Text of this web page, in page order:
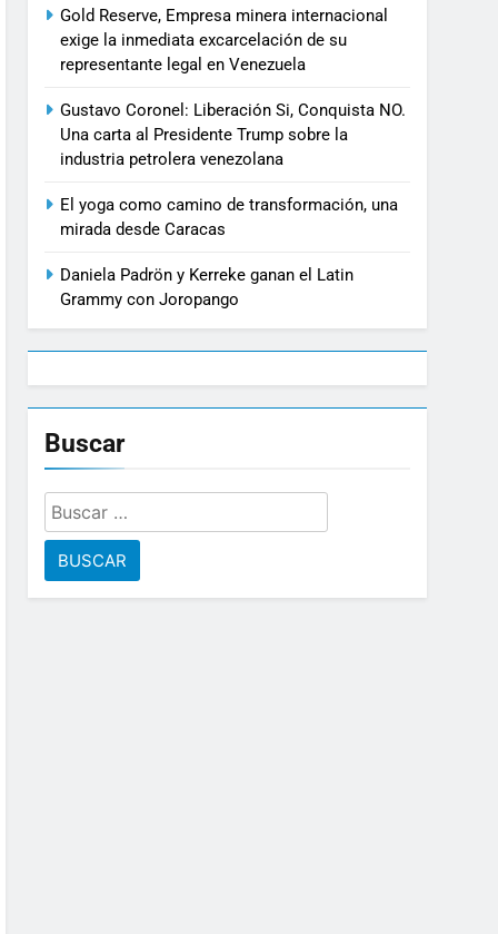
Gold Reserve, Empresa minera internacional
exige la inmediata excarcelación de su
representante legal en Venezuela
Gustavo Coronel: Liberación Si, Conquista NO.
Una carta al Presidente Trump sobre la
industria petrolera venezolana
El yoga como camino de transformación, una
mirada desde Caracas
Daniela Padrön y Kerreke ganan el Latin
Grammy con Joropango
Buscar
Buscar: